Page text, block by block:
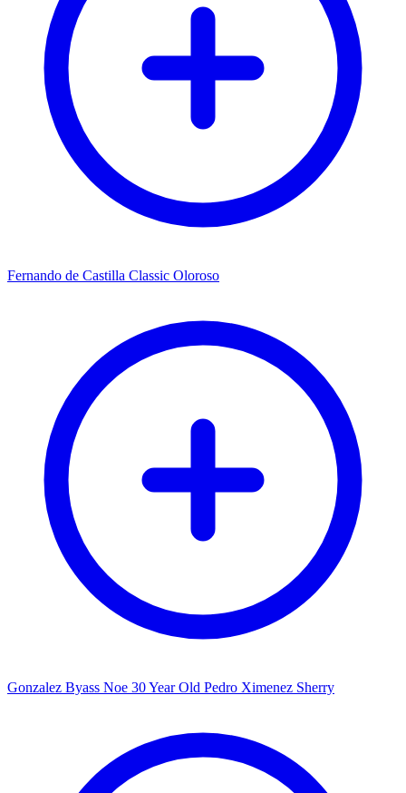
Fernando de Castilla Classic Oloroso
Gonzalez Byass Noe 30 Year Old Pedro Ximenez Sherry